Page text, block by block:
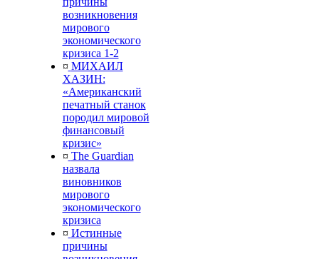
возникновения
мирового
экономического
кризиса 1-2
¤ МИХАИЛ
ХАЗИН:
«Американский
печатный станок
породил мировой
финансовый
кризис»
¤ The Guardian
назвала
виновников
мирового
экономического
кризиса
¤ Истинные
причины